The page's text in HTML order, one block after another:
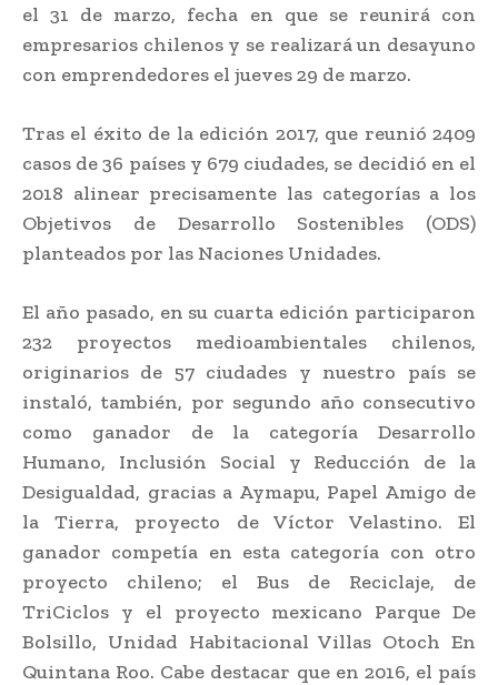
el 31 de marzo, fecha en que se reunirá con
empresarios chilenos y se realizará un desayuno
con emprendedores el jueves 29 de marzo.
Tras el éxito de la edición 2017, que reunió 2409
casos de 36 países y 679 ciudades, se decidió en el
2018 alinear precisamente las categorías a los
Objetivos de Desarrollo Sostenibles (ODS)
planteados por las Naciones Unidades.
El año pasado, en su cuarta edición participaron
232 proyectos medioambientales chilenos,
originarios de 57 ciudades y nuestro país se
instaló, también, por segundo año consecutivo
como ganador de la categoría Desarrollo
Humano, Inclusión Social y Reducción de la
Desigualdad, gracias a Aymapu, Papel Amigo de
la Tierra, proyecto de Víctor Velastino. El
ganador competía en esta categoría con otro
proyecto chileno; el Bus de Reciclaje, de
TriCiclos y el proyecto mexicano Parque De
Bolsillo, Unidad Habitacional Villas Otoch En
Quintana Roo. Cabe destacar que en 2016, el país